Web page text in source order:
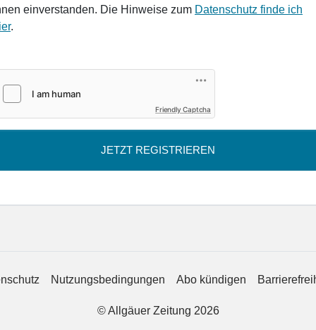
einverstanden. Die Hinweise zum Datenschutz finde ich
.
Friendly Captcha
JETZT REGISTRIEREN
Nutzungsbedingungen Abo kündigen
© Allgäuer Zeitung 2026